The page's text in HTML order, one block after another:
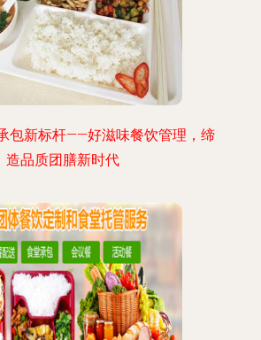
包新标杆——好滋味餐饮管理，缔
造品质团膳新时代